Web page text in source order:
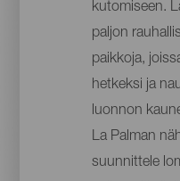
kutomiseen.
paljon
paikkoja,
hetkeksi ja
luonnon
La Palman
suunnittele